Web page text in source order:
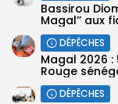
Bassirou
Magal’’ aux
DÉPÊCHES
Magal 2026
Rouge
DÉPÊCHES